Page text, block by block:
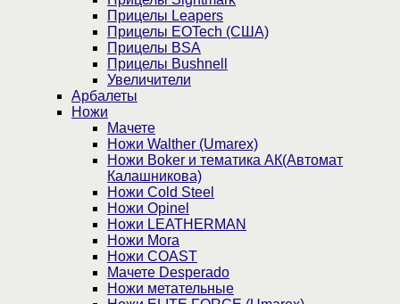
Прицелы Leapers
Прицелы EOTech (США)
Прицелы BSA
Прицелы Bushnell
Увеличители
Арбалеты
Ножи
Мачете
Ножи Walther (Umarex)
Ножи Boker и тематика АК(Автомат
Калашникова)
Ножи Cold Steel
Ножи Opinel
Ножи LEATHERMAN
Ножи Mora
Ножи COAST
Мачете Desperado
Ножи метательные